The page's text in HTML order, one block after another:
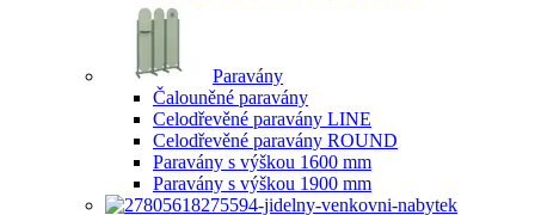
Paravány
Čalouněné paravány
Celodřevěné paravány LINE
Celodřevěné paravány ROUND
Paravány s výškou 1600 mm
Paravány s výškou 1900 mm